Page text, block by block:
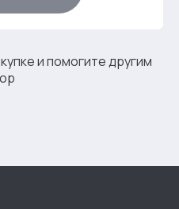
и помогите другим